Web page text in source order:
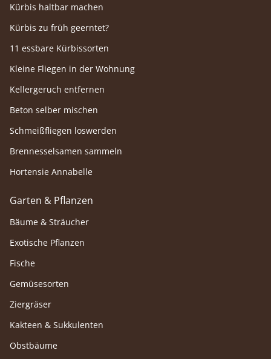
Kürbis haltbar machen
Kürbis zu früh geerntet?
11 essbare Kürbissorten
Kleine Fliegen in der Wohnung
Kellergeruch entfernen
Beton selber mischen
Schmeißfliegen loswerden
Brennesselsamen sammeln
Hortensie Annabelle
Garten & Pflanzen
Bäume & Sträucher
Exotische Pflanzen
Fische
Gemüsesorten
Ziergräser
Kakteen & Sukkulenten
Obstbäume